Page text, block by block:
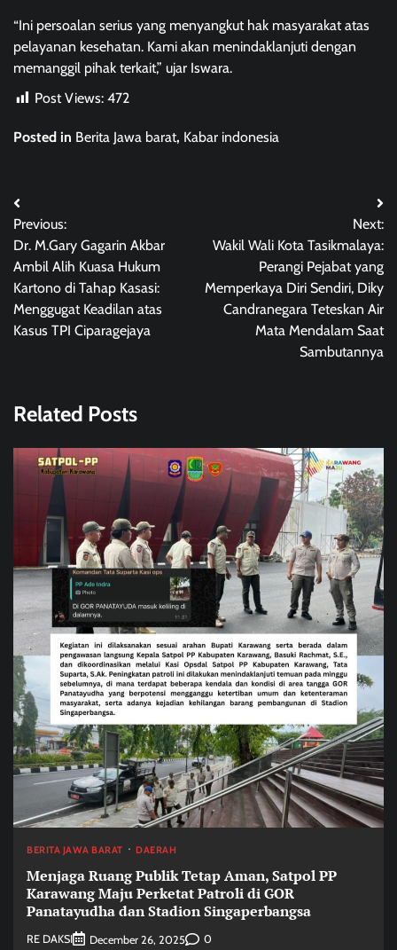
“Ini persoalan serius yang menyangkut hak masyarakat atas
pelayanan kesehatan. Kami akan menindaklanjuti dengan
memanggil pihak terkait,” ujar Iswara.
Post Views: 472
Posted in Berita Jawa barat, Kabar indonesia
Post
navigation
Previous:
Dr. M.Gary Gagarin Akbar
Ambil Alih Kuasa Hukum
Kartono di Tahap Kasasi:
Menggugat Keadilan atas
Kasus TPI Ciparagejaya
Next:
Wakil Wali Kota Tasikmalaya:
Perangi Pejabat yang
Memperkaya Diri Sendiri, Diky
Candranegara Teteskan Air
Mata Mendalam Saat
Sambutannya
Related Posts
BERITA JAWA BARAT DAERAH
Menjaga Ruang Publik Tetap Aman, Satpol PP
Karawang Maju Perketat Patroli di GOR
Panatayudha dan Stadion Singaperbangsa
RE DAKSI December 26, 2025 0